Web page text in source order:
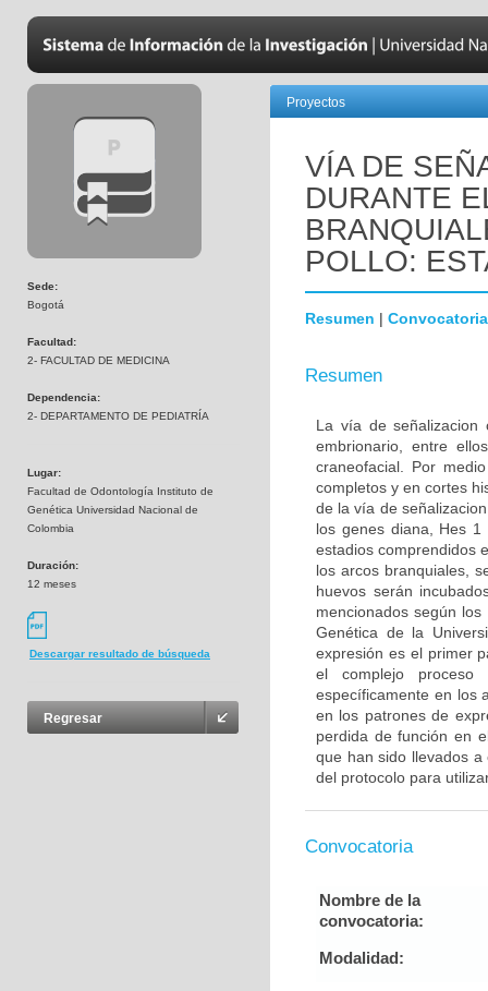
Sede:
Bogotá
Facultad:
2- FACULTAD DE MEDICINA
Dependencia:
2- DEPARTAMENTO DE PEDIATRÍA
Lugar:
Facultad de Odontología Instituto de
Genética Universidad Nacional de
Colombia
Duración:
12 meses
Descargar resultado de búsqueda
Regresar
Proyectos
VÍA DE
DURANTE
POLLO:
Resumen | Convocatoria
Resumen
La vía de señalizacion
embrionario, entre
craneofacial. Por
completos y en cortes
de la vía de
los genes diana, Hes
estadios comprendidos
los arcos branquiales,
huevos serán
mencionados según
Genética de la
expresión es el primer
el complejo proceso
específicamente en los
en los patrones de
perdida de función en
que han sido llevados
del protocolo para
Convocatoria
Nombre de la
convocatoria:
Modalidad: